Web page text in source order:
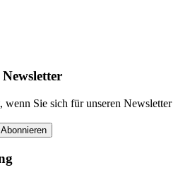
Sie sich für unseren Newsletter
Abonnieren